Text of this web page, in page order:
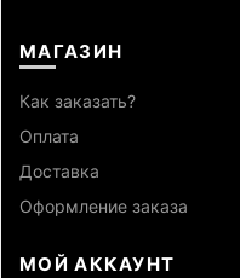
МАГАЗИН
Как заказать?
Оплата
Доставка
Оформление заказа
МОЙ АККАУНТ